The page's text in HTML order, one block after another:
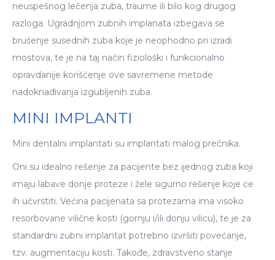
neuspešnog lečenja zuba, traume ili bilo kog drugog
razloga. Ugradnjom zubnih implanata izbegava se
brušenje susednih zuba koje je neophodno pri izradi
mostova, te je na taj način fiziološki i funkcionalno
opravdanije korišćenje ove savremene metode
nadoknađivanja izgubljenih zuba.
MINI IMPLANTI
Mini dentalni implantati su implantati malog prečnika.
Oni su idealno rešenje za pacijente bez ijednog zuba koji
imaju labave donje proteze i žele sigurno rešenje koje će
ih učvrstiti. Većina pacijenata sa protezama ima visoko
resorbovane vilične kosti (gornju i/ili donju vilicu), te je za
standardni zubni implantat potrebno izvršiti povećanje,
tzv. augmentaciju kosti. Takođe, zdravstveno stanje